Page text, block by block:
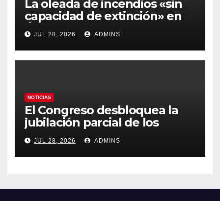
La oleada de incendios «sin
capacidad de extinción» en
Ávila y al oeste de Madrid
obliga a declarar la
emergencia nacional
JUL 28, 2026 ADMINS
NOTICIAS
El Congreso desbloquea la
jubilación parcial de los
trabajadores laborales del
sector público
JUL 28, 2026 ADMINS